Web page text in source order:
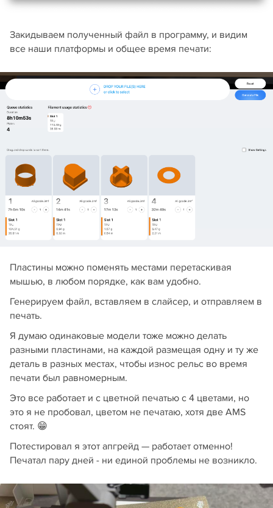
Закидываем полученный файл в программу, и видим
все наши платформы и общее время печати:
Пластины можно поменять местами перетаскивая
мышью, в любом порядке, как вам удобно.
Генерируем файл, вставляем в слайсер, и отправляем в
печать.
Я думаю одинаковые модели тоже можно делать
разными пластинами, на каждой размещая одну и ту же
деталь в разных местах, чтобы износ рельс во время
печати был равномерным.
Это все работает и с цветной печатью с 4 цветами, но
это я не пробовал, цветом не печатаю, хотя две AMS
стоят. 😁
Потестировал я этот апгрейд — работает отменно!
Печатал пару дней - ни единой проблемы не возникло.